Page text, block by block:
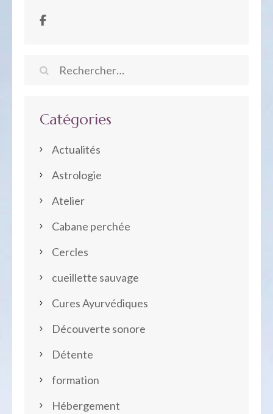
Rechercher :
Catégories
Actualités
Astrologie
Atelier
Cabane perchée
Cercles
cueillette sauvage
Cures Ayurvédiques
Découverte sonore
Détente
formation
Hébergement